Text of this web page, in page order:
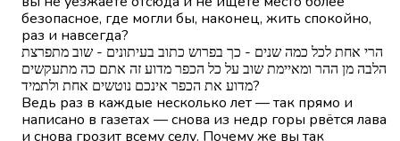
безопасное, где могли бы, наконец, жить спокойно,
раз и навсегда?
הרי אחת לכל כמה שנים - כך בפרוש כתוב בעיתונים - שוב מתפרצת
הלבה מן ההר ומאיימת שוב על כל הכפר מדוע זה אתם כה מתעקשים
מדוע את הכפר אינכם נוטשים אחת ולתמיד?
Ведь раз в каждые несколько лет — так прямо и
написано в газетах — снова из недр горы рвётся лава
и снова грозит всему селу. Почему же вы так